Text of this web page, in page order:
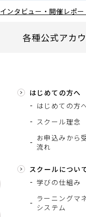
インタビュー・開催レポー
各種公式アカ
はじめての方へ
はじめての方
スクール理念
お申込みから
流れ
スクールについ
学びの仕組み
ラーニングマ
システム